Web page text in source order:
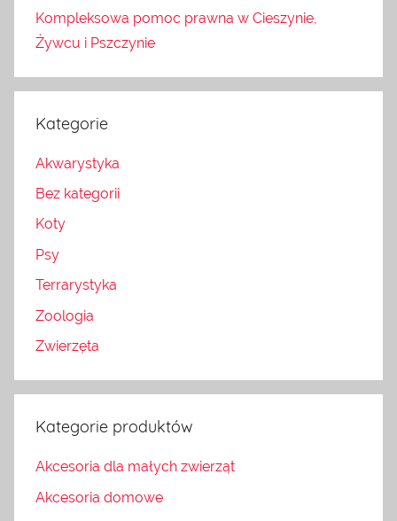
Kompleksowa pomoc prawna w Cieszynie,
Żywcu i Pszczynie
Kategorie
Akwarystyka
Bez kategorii
Koty
Psy
Terrarystyka
Zoologia
Zwierzęta
Kategorie produktów
Akcesoria dla małych zwierząt
Akcesoria domowe